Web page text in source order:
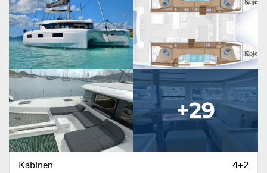
+29
Kabinen 4+2